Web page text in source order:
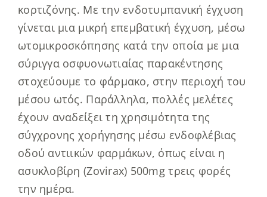
κορτιζόνης. Με την ενδοτυμπανική έγχυση
γίνεται μια μικρή επεμβατική έγχυση, μέσω
ωτομικροσκόπησης κατά την οποία με μια
σύριγγα οσφυονωτιαίας παρακέντησης
στοχεύουμε το φάρμακο, στην περιοχή του
μέσου ωτός. Παράλληλα, πολλές μελέτες
έχουν αναδείξει τη χρησιμότητα της
σύγχρονης χορήγησης μέσω ενδοφλέβιας
οδού αντιικών φαρμάκων, όπως είναι η
ασυκλοβίρη (Zovirax) 500mg τρεις φορές
την ημέρα.